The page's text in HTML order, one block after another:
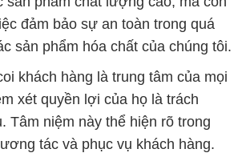
đảm bảo sự an toàn trong quá
sản phẩm hóa chất của chúng tôi.
khách hàng là trung tâm của mọi
xét quyền lợi của họ là trách
Tâm niệm này thể hiện rõ trong
tác và phục vụ khách hàng.